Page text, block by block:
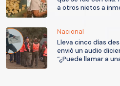
a otros nietos a
Nacional
Lleva cinco días
envió un audio
“¿Puede llamar a